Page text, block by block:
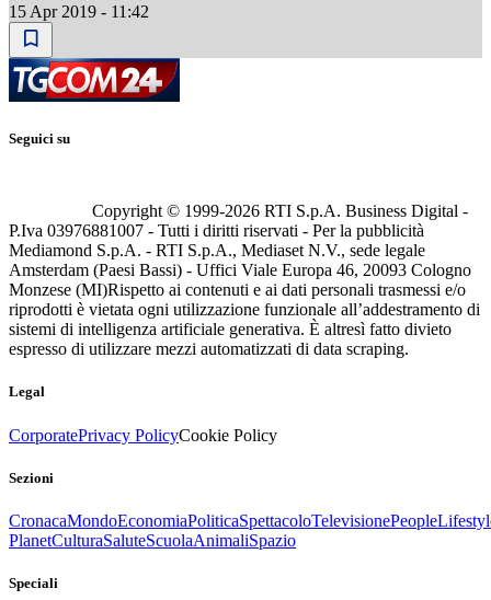
15 Apr 2019 - 11:42
Seguici su
Copyright © 1999-2026 RTI S.p.A. Business Digital -
P.Iva 03976881007 - Tutti i diritti riservati - Per la pubblicità
Mediamond S.p.A. - RTI S.p.A., Mediaset N.V., sede legale
Amsterdam (Paesi Bassi) - Uffici Viale Europa 46, 20093 Cologno
Monzese (MI)Rispetto ai contenuti e ai dati personali trasmessi e/o
riprodotti è vietata ogni utilizzazione funzionale all’addestramento di
sistemi di intelligenza artificiale generativa. È altresì fatto divieto
espresso di utilizzare mezzi automatizzati di data scraping.
Legal
CorporatePrivacy PolicyCookie Policy
Sezioni
CronacaMondoEconomiaPoliticaSpettacoloTelevisionePeople
PlanetCulturaSaluteScuolaAnimaliSpazio
Speciali